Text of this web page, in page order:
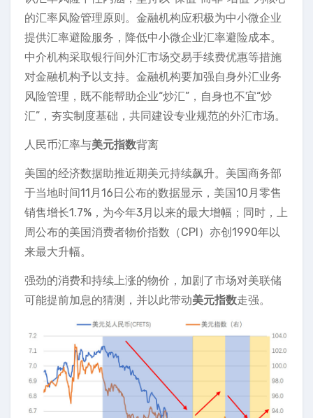
的汇率风险管理原则。金融机构应积极为中小微企业
提供汇率避险服务，降低中小微企业汇率避险成本。
中介机构采取银行间外汇市场交易手续费优惠等措施
对金融机构予以支持。金融机构要加强自身外汇业务
风险管理，既不能帮助企业“炒汇”，自身也不宜“炒
汇”，夯实制度基础，共同建设专业规范的外汇市场。
人民币汇率与美元指数背离
美国的经济数据助推近期美元持续飙升。美国商务部
于当地时间11月16日公布的数据显示，美国10月零售
销售增长1.7%，为今年3月以来的最大增幅；同时，上
周公布的美国消费者物价指数（CPI）亦创1990年以
来最大升幅。
强劲的消费和持续上涨的物价，加剧了市场对美联储
可能提前加息的猜测，并以此带动美元指数走强。